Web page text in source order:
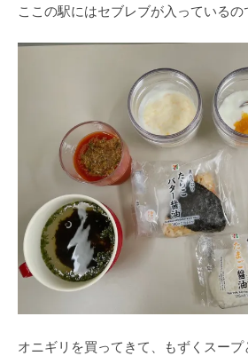
ここの駅にはセブレブが入っているの
オニギリを買ってきて、もずくスー